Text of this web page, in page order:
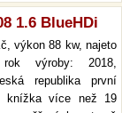
1.6 BlueHDi
výkon 88 kw, najeto
výroby: 2018,
republika první
knížka více než 19